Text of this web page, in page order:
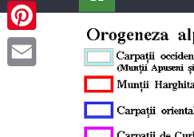
Twitter
Pinterest